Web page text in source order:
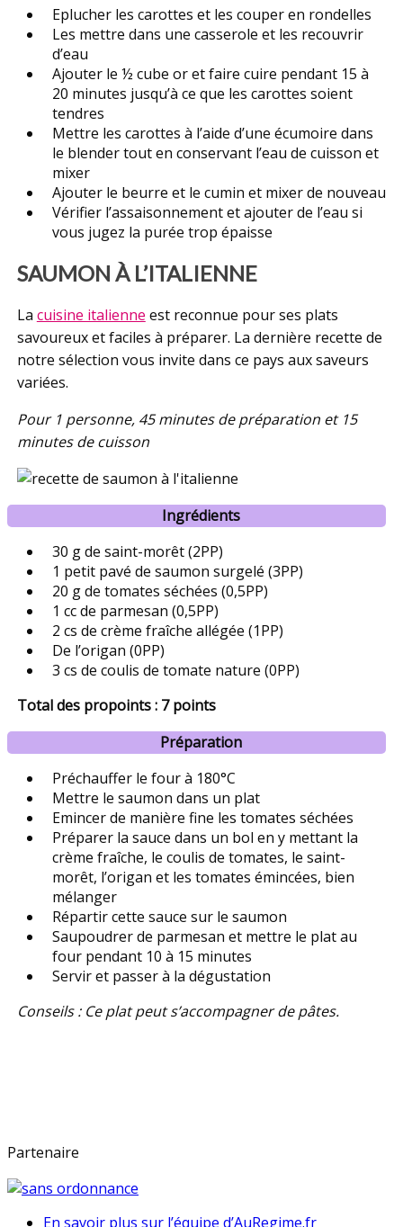
Eplucher les carottes et les couper en rondelles
Les mettre dans une casserole et les recouvrir
d’eau
Ajouter le ½ cube or et faire cuire pendant 15 à
20 minutes jusqu’à ce que les carottes soient
tendres
Mettre les carottes à l’aide d’une écumoire dans
le blender tout en conservant l’eau de cuisson et
mixer
Ajouter le beurre et le cumin et mixer de nouveau
Vérifier l’assaisonnement et ajouter de l’eau si
vous jugez la purée trop épaisse
SAUMON À L’ITALIENNE
La cuisine italienne est reconnue pour ses plats
savoureux et faciles à préparer. La dernière recette de
notre sélection vous invite dans ce pays aux saveurs
variées.
Pour 1 personne, 45 minutes de préparation et 15
minutes de cuisson
Ingrédients
30 g de saint-morêt (2PP)
1 petit pavé de saumon surgelé (3PP)
20 g de tomates séchées (0,5PP)
1 cc de parmesan (0,5PP)
2 cs de crème fraîche allégée (1PP)
De l’origan (0PP)
3 cs de coulis de tomate nature (0PP)
Total des propoints : 7 points
Préparation
Préchauffer le four à 180°C
Mettre le saumon dans un plat
Emincer de manière fine les tomates séchées
Préparer la sauce dans un bol en y mettant la
crème fraîche, le coulis de tomates, le saint-
morêt, l’origan et les tomates émincées, bien
mélanger
Répartir cette sauce sur le saumon
Saupoudrer de parmesan et mettre le plat au
four pendant 10 à 15 minutes
Servir et passer à la dégustation
Conseils : Ce plat peut s’accompagner de pâtes.
Partenaire
En savoir plus sur l’équipe d’AuRegime.fr